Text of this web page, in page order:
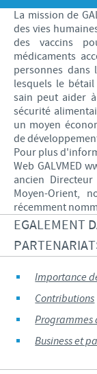
Avantages
C.H.I.C.K.
Vaccins
Business
Offres
La mission de
des vies
des vaccins
médicaments
personnes dans
lesquels le
sain peut aider
sécurité
un moyen
de
Pour plus
Web GALVMED
ancien
Moyen-Orient,
récemment
EGALEMENT
Importance
Contributions
Programmes
Business et